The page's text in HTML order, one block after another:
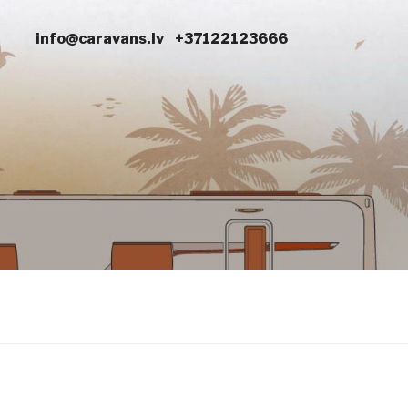
info@caravans.lv +37122123666